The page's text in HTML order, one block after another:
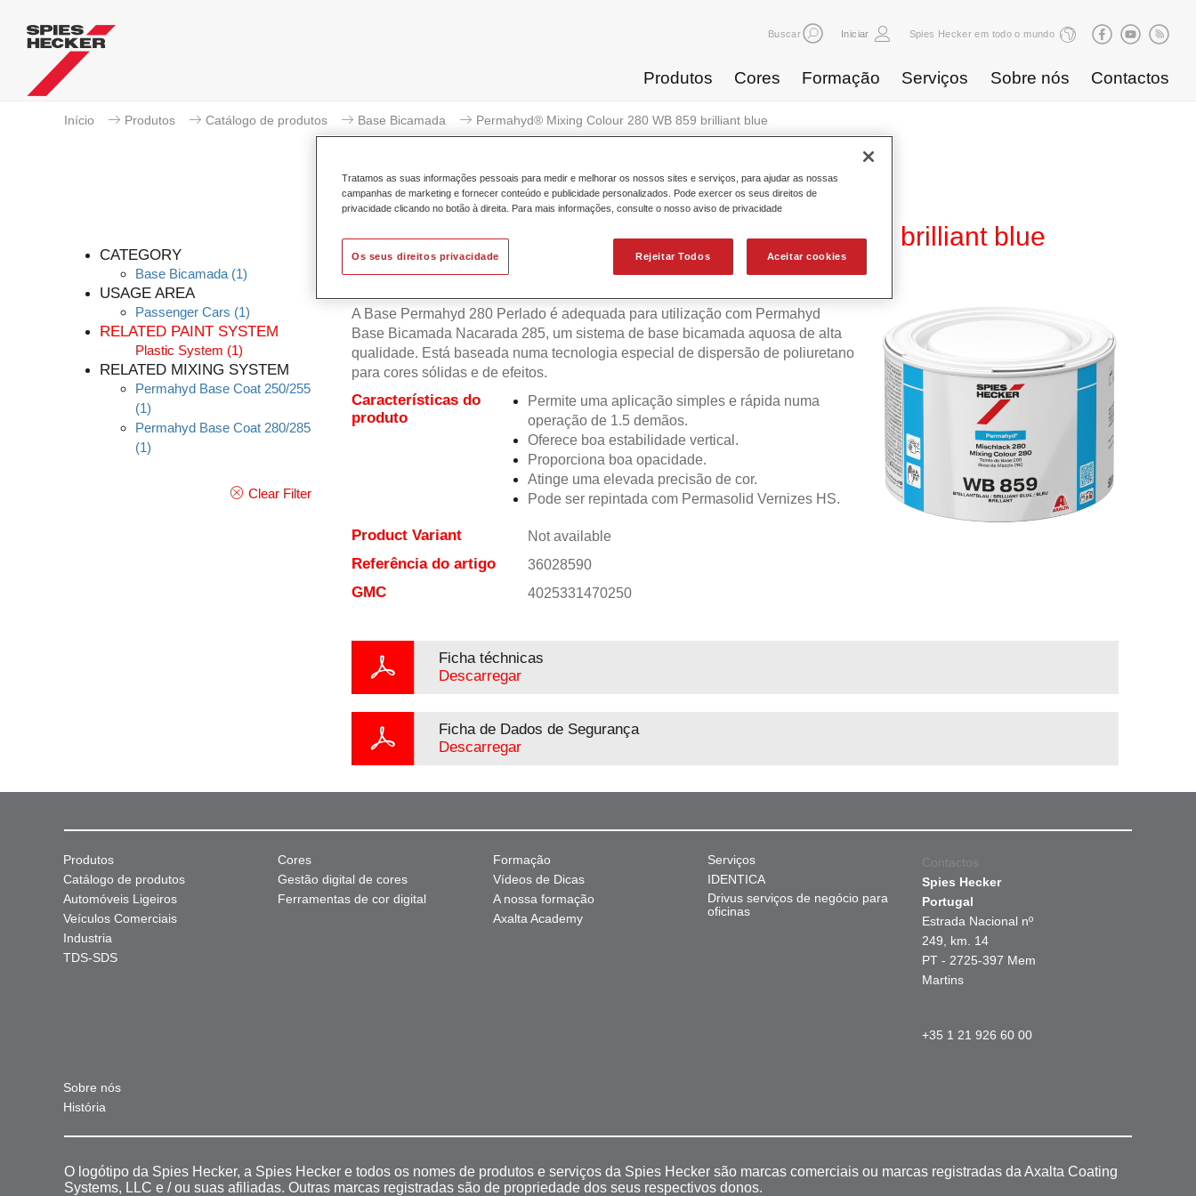
Buscar Iniciar Spies Hecker em todo o mundo
Produtos Cores Formação Serviços Sobre nós Contactos
Início Produtos Catálogo de produtos Base Bicamada Permahyd® Mixing Colour 280 WB 859 brilliant blue
CATEGORY
Base Bicamada (1)
USAGE AREA
Passenger Cars (1)
RELATED PAINT SYSTEM
Plastic System (1)
RELATED MIXING SYSTEM
Permahyd Base Coat 250/255
(1)
Permahyd Base Coat 280/285
(1)
Clear Filter
Permahyd® Mixing Colour 280 WB 859 brilliant blue
A Base Permahyd 280 Perlado é adequada para utilização com Permahyd
Base Bicamada Nacarada 285, um sistema de base bicamada aquosa de alta
qualidade. Está baseada numa tecnologia especial de dispersão de poliuretano
para cores sólidas e de efeitos.
Características do
produto
Permite uma aplicação simples e rápida numa
operação de 1.5 demãos.
Oferece boa estabilidade vertical.
Proporciona boa opacidade.
Atinge uma elevada precisão de cor.
Pode ser repintada com Permasolid Vernizes HS.
Product Variant Not available
Referência do artigo 36028590
GMC 4025331470250
Ficha téchnicas
Descarregar
Ficha de Dados de Segurança
Descarregar
Produtos
Catálogo de produtos
Automóveis Ligeiros
Veículos Comerciais
Industria
TDS-SDS
Cores
Gestão digital de cores
Ferramentas de cor digital
Formação
Vídeos de Dicas
A nossa formação
Axalta Academy
Serviços
IDENTICA
Drivus serviços de negócio para
oficinas
Sobre nós
História
Contactos
Spies Hecker
Portugal
Estrada Nacional nº
249, km. 14
PT - 2725-397 Mem
Martins
+35 1 21 926 60 00
O logótipo da Spies Hecker, a Spies Hecker e todos os nomes de produtos e serviços da Spies Hecker são marcas comerciais ou marcas registradas da Axalta Coating
Systems, LLC e / ou suas afiliadas. Outras marcas registradas são de propriedade dos seus respectivos donos.
Tratamos as suas informações pessoais para medir e melhorar os nossos sites e serviços, para ajudar as nossas
campanhas de marketing e fornecer conteúdo e publicidade personalizados. Pode exercer os seus direitos de
privacidade clicando no botão à direita. Para mais informações, consulte o nosso aviso de privacidade
Rejeitar Todos Aceitar cookies
Os seus direitos privacidade